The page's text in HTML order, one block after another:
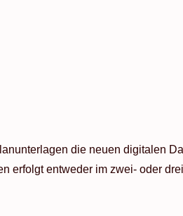
die neuen digitalen
erfolgt entweder im zwei- oder